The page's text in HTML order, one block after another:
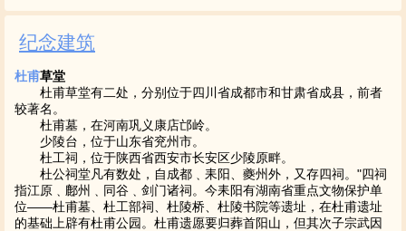
纪念建筑
杜甫草堂
杜甫草堂有二处，分别位于四川省成都市和甘肃省成县，前者
较著名。
杜甫墓，在河南巩义康店邙岭。
少陵台，位于山东省兖州市。
杜工祠，位于陕西省西安市长安区少陵原畔。
杜公祠堂凡有数处，自成都﹑耒阳、夔州外，又存四祠。"四祠
指江原﹑鄜州﹑同谷﹑剑门诸祠。今耒阳有湖南省重点文物保护单
位——杜甫墓、杜工部祠、杜陵桥、杜陵书院等遗址，在杜甫遗址
的基础上辟有杜甫公园。杜甫遗愿要归葬首阳山，但其次子宗武因